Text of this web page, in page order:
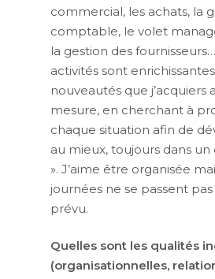
commercial, les achats, la
comptable, le volet
la gestion des
activités sont
nouveautés que j’acquiers
mesure, en cherchant à
chaque situation afin de
au mieux, toujours dans un
». J’aime être organisée
journées ne se passent
prévu.
Quelles sont les qualités
(organisationnelles,